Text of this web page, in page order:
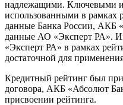
надлежащими. Ключевыми
использованными в рамках
данные Банка России, АКБ
данные АО «Эксперт РА».
«Эксперт РА» в рамках
достаточной для
Кредитный рейтинг был
договора, АКБ «Абсолют
присвоении рейтинга.